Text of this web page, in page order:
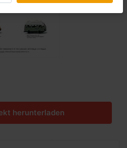
herunterladen